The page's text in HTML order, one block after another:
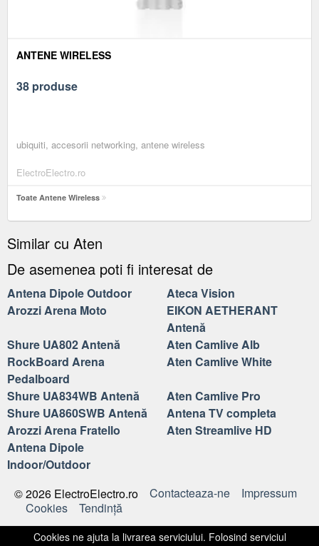
ANTENE WIRELESS
38 produse
ubiquiti, accesorii networking, antene wireless
ElectroElectro.ro
Toate Antene Wireless
Similar cu Aten
De asemenea poti fi interesat de
Antena Dipole Outdoor
Ateca Vision
Arozzi Arena Moto
EIKON AETHERANT
Antenă
Shure UA802 Antenă
Aten Camlive Alb
RockBoard Arena
Pedalboard
Aten Camlive White
Shure UA834WB Antenă
Aten Camlive Pro
Shure UA860SWB Antenă
Antena TV completa
Arozzi Arena Fratello
Aten Streamlive HD
Antena Dipole
Indoor/Outdoor
© 2026 ElectroElectro.ro
Contacteaza-ne
Impressum
Cookies
Tendinţă
Cookies ne ajuta la livrarea serviciului. Folosind serviciul